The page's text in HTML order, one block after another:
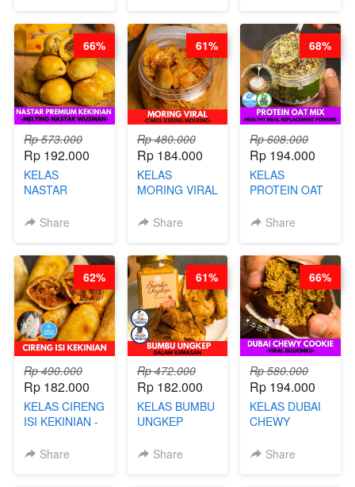
ARISUDANA
Rp 573.000
Rp 192.000
KELAS
NASTAR
KEKINIAN -
WIJSMAN- BY
CHEF DITA
Share
66%
Rp 480.000
Rp 184.000
KELAS
MORING VIRAL
KERING
Share
61%
Rp 608.000
Rp 194.000
KELAS
PROTEIN OAT
MEAL
BARISTA
ARISUDANA
Share
68%
Rp 490.000
Rp 182.000
KELAS CIRENG
ISI KEKINIAN -
Share
62%
Rp 472.000
Rp 182.000
KELAS BUMBU
UNGKEP
KEMASAN - BY
Share
61%
Rp 580.000
Rp 194.000
KELAS DUBAI
CHEWY
VIRALShare
66%